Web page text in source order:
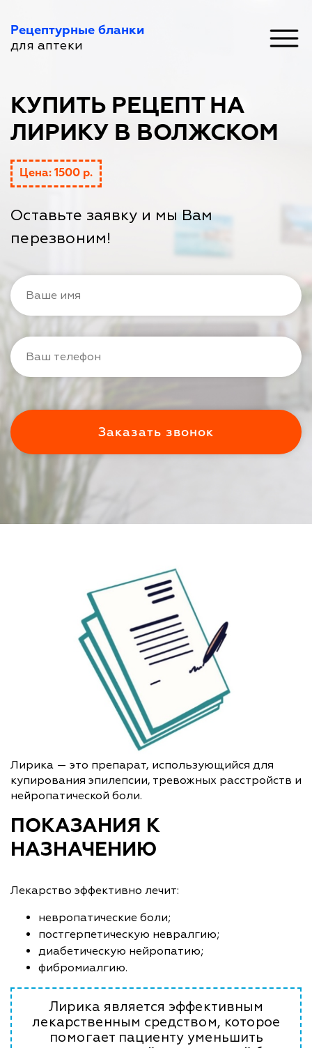
Рецептурные бланки
для аптеки
КУПИТЬ РЕЦЕПТ НА
ЛИРИКУ В ВОЛЖСКОМ
Цена: 1500 р.
Оставьте заявку и мы Вам
перезвоним!
Лирика — это препарат, использующийся для
купирования эпилепсии, тревожных расстройств и
нейропатической боли.
ПОКАЗАНИЯ К
НАЗНАЧЕНИЮ
Лекарство эффективно лечит:
невропатические боли;
постгерпетическую невралгию;
диабетическую нейропатию;
фибромиалгию.
Лирика является эффективным
лекарственным средством, которое
помогает пациенту уменьшить